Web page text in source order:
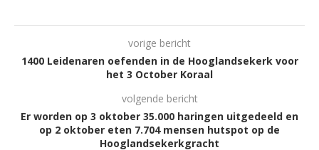
vorige bericht
1400 Leidenaren oefenden in de Hooglandsekerk voor
het 3 October Koraal
volgende bericht
Er worden op 3 oktober 35.000 haringen uitgedeeld en
op 2 oktober eten 7.704 mensen hutspot op de
Hooglandsekerkgracht